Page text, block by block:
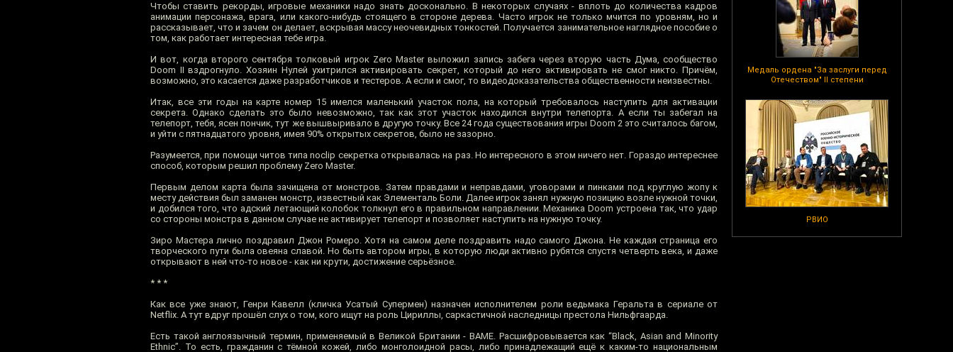
Медаль ордена "За заслуги перед
Отечеством" II степени
РВИО
Чтобы ставить рекорды, игровые механики надо знать досконально. В некоторых случаях - вплоть до количества кадров
анимации персонажа, врага, или какого-нибудь стоящего в стороне дерева. Часто игрок не только мчится по уровням, но и
рассказывает, что и зачем он делает, вскрывая массу неочевидных тонкостей. Получается занимательное наглядное пособие о
том, как работает интересная тебе игра.
И вот, когда второго сентября толковый игрок Zero Master выложил запись забега через вторую часть Дума, сообщество
Doom II вздрогнуло. Хозяин Нулей ухитрился активировать секрет, который до него активировать не смог никто. Причём,
возможно, это касается даже разработчиков и тестеров. А если и смог, то видеодоказательства общественности неизвестны.
Итак, все эти годы на карте номер 15 имелся маленький участок пола, на который требовалось наступить для активации
секрета. Однако сделать это было невозможно, так как этот участок находился внутри телепорта. А если ты забегал на
телепорт, тебя, ясен пончик, тут же вышвыривало в другую точку. Все 24 года существования игры Doom 2 это считалось багом,
и уйти с пятнадцатого уровня, имея 90% открытых секретов, было не зазорно.
Разумеется, при помощи читов типа noclip секретка открывалась на раз. Но интересного в этом ничего нет. Гораздо интереснее
способ, которым решил проблему Zero Master.
Первым делом карта была зачищена от монстров. Затем правдами и неправдами, уговорами и пинками под круглую жопу к
месту действия был заманен монстр, известный как Элементаль Боли. Далее игрок занял нужную позицию возле нужной точки,
и добился того, что адский летающий колобок толкнул его в правильном направлении. Механика Doom устроена так, что удар
со стороны монстра в данном случае не активирует телепорт и позволяет наступить на нужную точку.
Зиро Мастера лично поздравил Джон Ромеро. Хотя на самом деле поздравить надо самого Джона. Не каждая страница его
творческого пути была овеяна славой. Но быть автором игры, в которую люди активно рубятся спустя четверть века, и даже
открывают в ней что-то новое - как ни крути, достижение серьёзное.
* * *
Как все уже знают, Генри Кавелл (кличка Усатый Супермен) назначен исполнителем роли ведьмака Геральта в сериале от
Netflix. А тут вдруг прошёл слух о том, кого ищут на роль Цириллы, саркастичной наследницы престола Нильфгаарда.
Есть такой англоязычный термин, применяемый в Великой Британии - BAME. Расшифровывается как “Black, Asian and Minority
Ethnic”. То есть, гражданин с тёмной кожей, либо монголоидной расы, либо принадлежащий ещё к каким-то национальным